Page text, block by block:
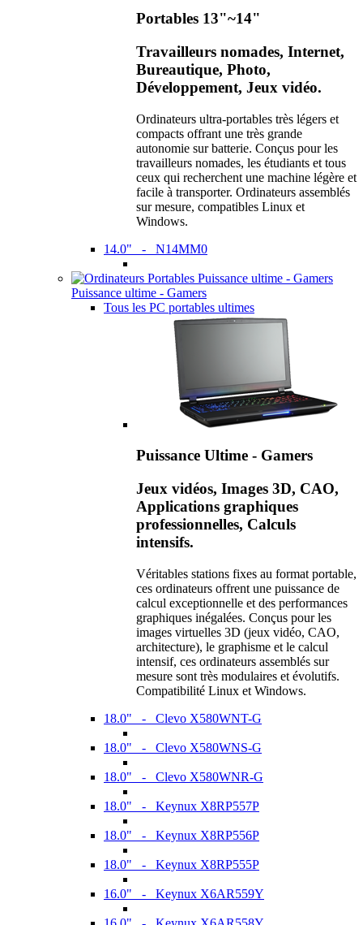
Portables 13"~14"
Travailleurs nomades, Internet,
Bureautique, Photo,
Développement, Jeux vidéo.
Ordinateurs ultra-portables très légers et
compacts offrant une très grande
autonomie sur batterie. Conçus pour les
travailleurs nomades, les étudiants et tous
ceux qui recherchent une machine légère et
facile à transporter. Ordinateurs assemblés
sur mesure, compatibles Linux et
Windows.
14.0" - N14MM0
Puissance ultime - Gamers
Tous les PC portables ultimes
Puissance Ultime - Gamers
Jeux vidéos, Images 3D, CAO,
Applications graphiques
professionnelles, Calculs
intensifs.
Véritables stations fixes au format portable,
ces ordinateurs offrent une puissance de
calcul exceptionnelle et des performances
graphiques inégalées. Conçus pour les
images virtuelles 3D (jeux vidéo, CAO,
architecture), le graphisme et le calcul
intensif, ces ordinateurs assemblés sur
mesure sont très modulaires et évolutifs.
Compatibilité Linux et Windows.
18.0" - Clevo X580WNT-G
18.0" - Clevo X580WNS-G
18.0" - Clevo X580WNR-G
18.0" - Keynux X8RP557P
18.0" - Keynux X8RP556P
18.0" - Keynux X8RP555P
16.0" - Keynux X6AR559Y